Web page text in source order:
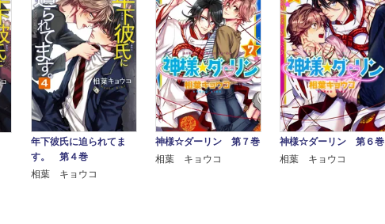
年下彼氏に迫られてま
す。 第４巻
相葉 キョウコ
神様☆ダーリン 第７巻
相葉 キョウコ
神様☆ダーリン 第６巻
相葉 キョウコ